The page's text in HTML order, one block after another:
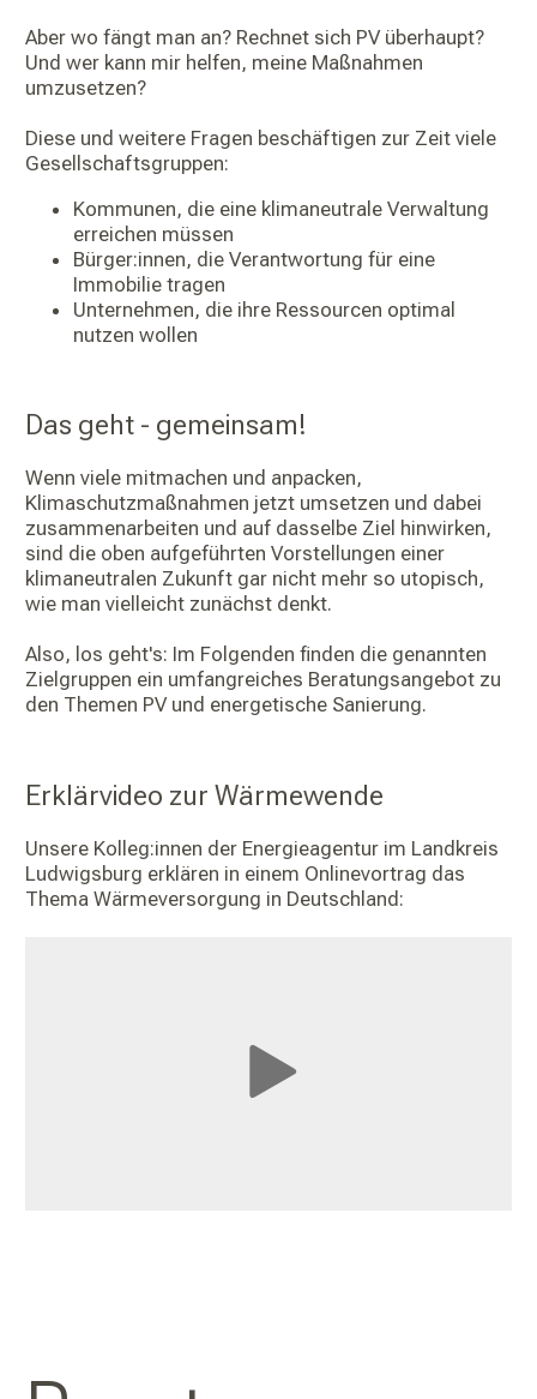
Aber wo fängt man an? Rechnet sich PV überhaupt?
Und wer kann mir helfen, meine Maßnahmen
umzusetzen?
Diese und weitere Fragen beschäftigen zur Zeit viele
Gesellschaftsgruppen:
Kommunen, die eine klimaneutrale Verwaltung
erreichen müssen
Bürger:innen, die Verantwortung für eine
Immobilie tragen
Unternehmen, die ihre Ressourcen optimal
nutzen wollen
Das geht - gemeinsam!
Wenn viele mitmachen und anpacken,
Klimaschutzmaßnahmen jetzt umsetzen und dabei
zusammenarbeiten und auf dasselbe Ziel hinwirken,
sind die oben aufgeführten Vorstellungen einer
klimaneutralen Zukunft gar nicht mehr so utopisch,
wie man vielleicht zunächst denkt.
Also, los geht's: Im Folgenden finden die genannten
Zielgruppen ein umfangreiches Beratungsangebot zu
den Themen PV und energetische Sanierung.
Erklärvideo zur Wärmewende
Unsere Kolleg:innen der Energieagentur im Landkreis
Ludwigsburg erklären in einem Onlinevortrag das
Thema Wärmeversorgung in Deutschland: